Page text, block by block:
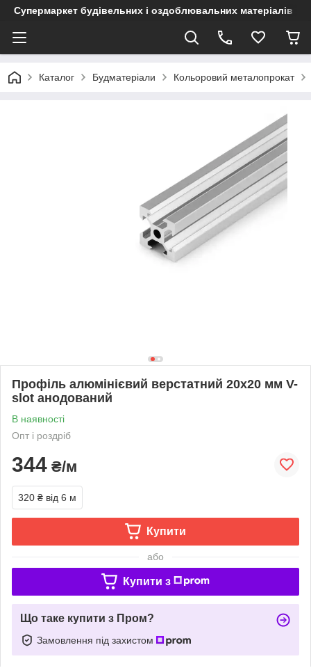
Супермаркет будівельних і оздоблювальних матеріалів
Каталог Будматеріали Кольоровий металопрокат
Профіль алюмінієвий верстатний 20х20 мм V-
slot анодований
В наявності
Опт і роздріб
344 ₴/м
320 ₴ від 6 м
Купити
або
Купити з
Що таке купити з Пром?
Замовлення під захистом